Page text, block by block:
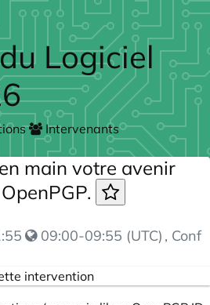
Logiciel
Intervenants
main votre avenir
09:00-09:55 (UTC) , Conf